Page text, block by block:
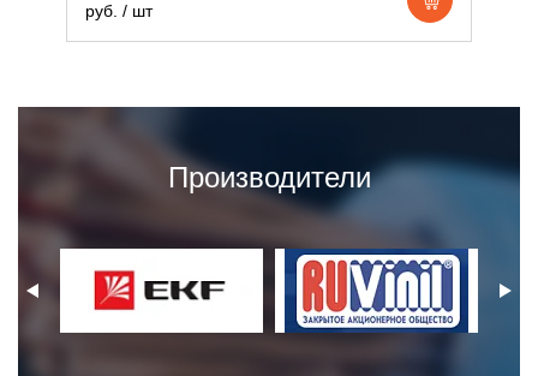
руб. / шт
Производители